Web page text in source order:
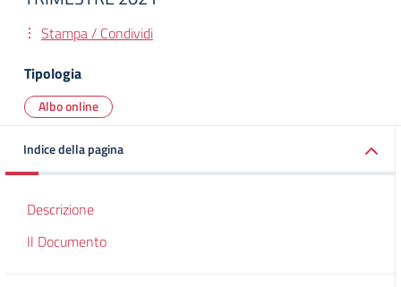
Stampa / Condividi
Tipologia
Albo online
Indice della pagina
Descrizione
Il Documento